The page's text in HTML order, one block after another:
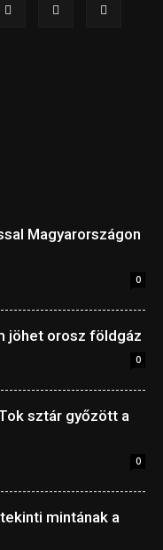
Magyarországon
0
jöhet orosz földgáz
0
sztár győzött a
0
mintának a